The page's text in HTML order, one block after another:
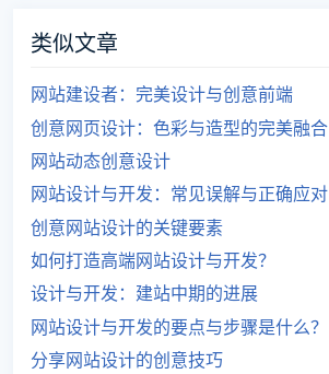
类似文章
网站建设者：完美设计与创意前端
创意网页设计：色彩与造型的完美融合
网站动态创意设计
网站设计与开发：常见误解与正确应对
创意网站设计的关键要素
如何打造高端网站设计与开发？
设计与开发：建站中期的进展
网站设计与开发的要点与步骤是什么？
分享网站设计的创意技巧